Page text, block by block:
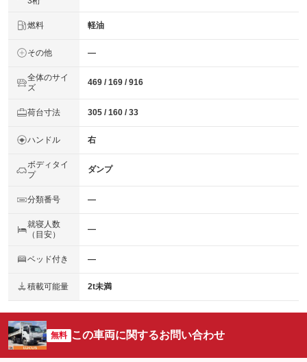
燃料 軽油
その他 ―
全体のサイ
ズ
469 / 169 / 916
荷台寸法 305 / 160 / 33
ハンドル 右
ボディタイ
プ
ダンプ
分類番号 ―
就寝人数
（目安）
―
ベッド付き ―
積載可能量 2t未満
無料 この車両に関するお問い合わせ